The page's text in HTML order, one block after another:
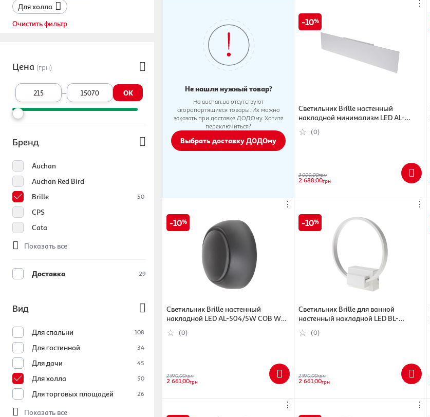
Для холла
Очистить фильтр
Цена (грн)
– OK
Бренд
Auchan
Auchan Red Bird
Brille
50
CPS
Cata
Показать все
Доставка 29
Вид
Для спальни 108
Для гостинной 34
Для дачи 45
Для холла 50
Для торговых площадей 26
Показать все
Не нашли нужный товар?
На auchan.ua отсутствуют
скоропортящиеся товары. Их можно
заказать при доставке ДОДОму. Хотите
переключиться?
Выбрать доставку ДОДОму
⋮
10
Светильник Brille настенный
накладной минимализм LED AL-
75/6W SWH IP20
(0)
3 000,00грн
2 688,00грн
⋮
10
Светильник Brille настенный
накладной LED AL-504/5W COB WW
BK черный
(0)
2 970,00грн
2 661,00грн
⋮
10
Светильник Brille для ванной
настенный накладной LED BL-
377W/6W WH
(0)
2 970,00грн
2 661,00грн
⋮
⋮